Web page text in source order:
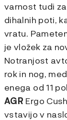
varnost tudi
dihalnih poti,
vratu.
je vložek za
Notranjost
rok in nog,
enega od 11
AGR Ergo
vstavijo v